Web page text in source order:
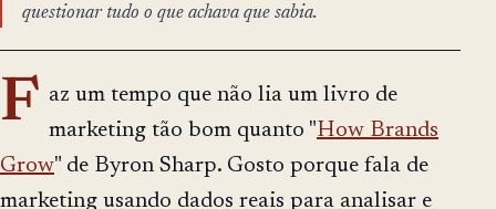
questionar tudo o que achava que sabia.
F az um tempo que não lia um livro de
marketing tão bom quanto "How Brands
Grow" de Byron Sharp. Gosto porque fala de
marketing usando dados reais para analisar e